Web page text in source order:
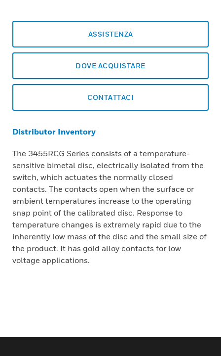
ASSISTENZA
DOVE ACQUISTARE
CONTATTACI
Distributor Inventory
The 3455RCG Series consists of a temperature-
sensitive bimetal disc, electrically isolated from the
switch, which actuates the normally closed
contacts. The contacts open when the surface or
ambient temperatures increase to the operating
snap point of the calibrated disc. Response to
temperature changes is extremely rapid due to the
inherently low mass of the disc and the small size of
the product. It has gold alloy contacts for low
voltage applications.